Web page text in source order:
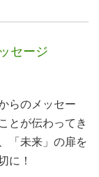
セージ
らのメッセー
とが伝わってき
「未来」の扉を
に！